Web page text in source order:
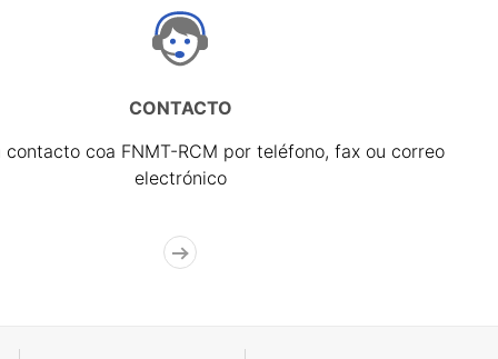
CONTACTO
contacto coa FNMT-RCM por teléfono, fax ou correo
electrónico